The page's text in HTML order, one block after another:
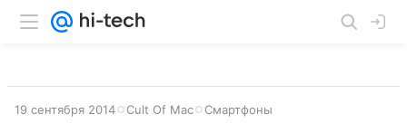
19 сентября 2014 Cult Of Mac Смартфоны